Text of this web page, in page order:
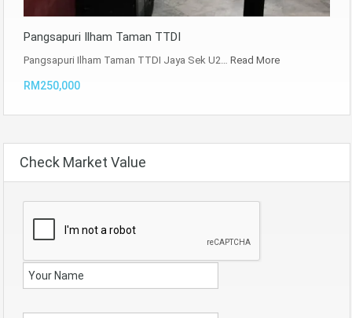
Pangsapuri Ilham Taman TTDI
Pangsapuri Ilham Taman TTDI Jaya Sek U2… Read More
RM250,000
Check Market Value